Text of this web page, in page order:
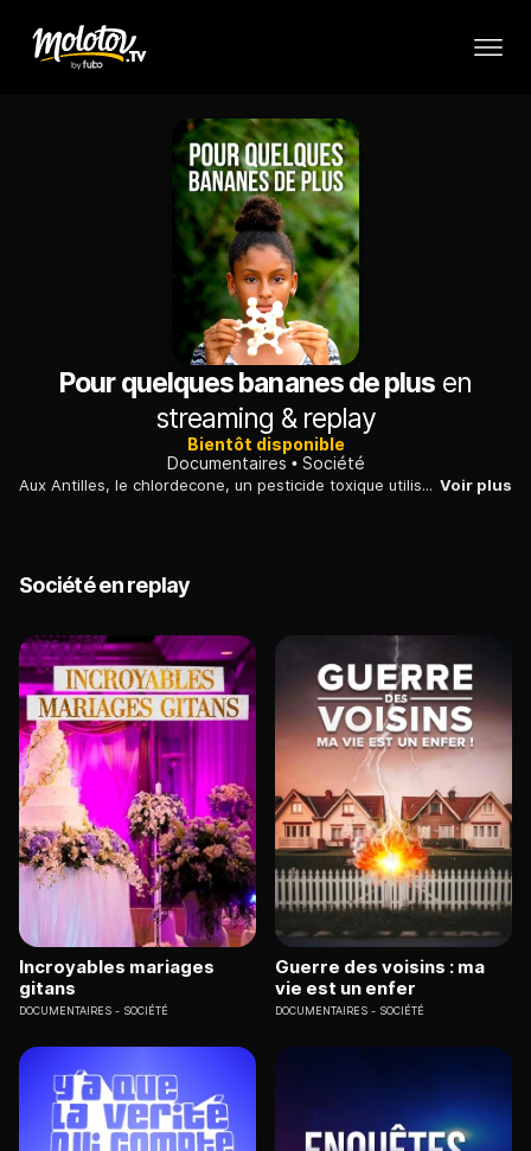
Pour quelques bananes de plus en
streaming & replay
Bientôt disponible
Documentaires
Société
Aux Antilles, le chlordecone, un pesticide toxique utilisé dans la culture des bananes, a tout contaminé. Là-bas, neuf personnes sur dix l'ont dans le sang. Voir plus
Société en replay
Incroyables mariages
gitans
DOCUMENTAIRES SOCIÉTÉ
Guerre des voisins : ma
vie est un enfer
DOCUMENTAIRES SOCIÉTÉ